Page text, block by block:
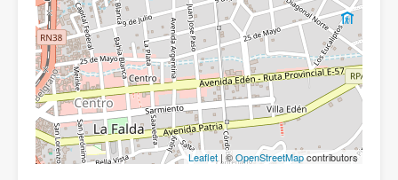
Leaflet | ©OpenStreetMapcontributors